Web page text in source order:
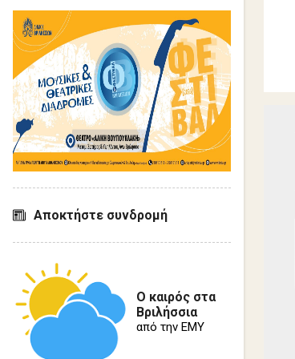
Αποκτήστε συνδρομή
Ο καιρός στα
Βριλήσσια
από την ΕΜΥ